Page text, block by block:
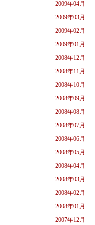
2009年04月
2009年03月
2009年02月
2009年01月
2008年12月
2008年11月
2008年10月
2008年09月
2008年08月
2008年07月
2008年06月
2008年05月
2008年04月
2008年03月
2008年02月
2008年01月
2007年12月